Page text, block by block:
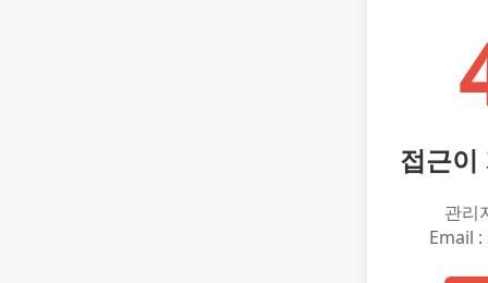
접근이
관리
Email